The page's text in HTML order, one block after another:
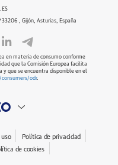
33206 , Gijón, Asturias, España
en materia de consumo conforme
que la Comisión Europea facilita
que se encuentra disponible en el
odr.
uso
Política de privacidad
de cookies